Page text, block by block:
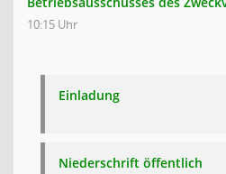
10:15 Uhr
Einladung
Niederschrift öffentlich